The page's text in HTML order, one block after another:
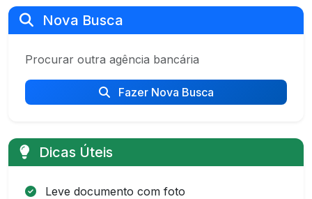
Nova Busca
Procurar outra agência bancária
Fazer Nova Busca
Dicas Úteis
Leve documento com foto